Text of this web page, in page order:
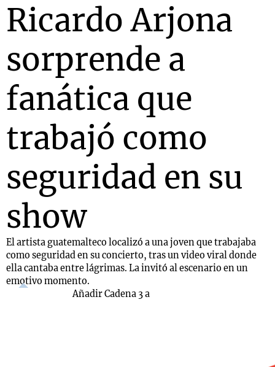
Ricardo Arjona
sorprende a
fanática que
trabajó como
seguridad en su
show
El artista guatemalteco localizó a una joven que trabajaba
como seguridad en su concierto, tras un video viral donde
ella cantaba entre lágrimas. La invitó al escenario en un
emotivo momento.
Añadir Cadena 3 a